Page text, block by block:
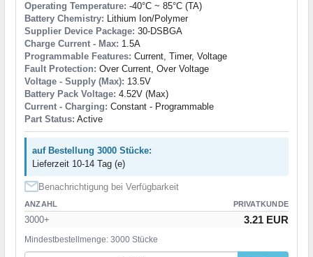
Operating Temperature: -40°C ~ 85°C (TA)
Battery Chemistry: Lithium Ion/Polymer
Supplier Device Package: 30-DSBGA
Charge Current - Max: 1.5A
Programmable Features: Current, Timer, Voltage
Fault Protection: Over Current, Over Voltage
Voltage - Supply (Max): 13.5V
Battery Pack Voltage: 4.52V (Max)
Current - Charging: Constant - Programmable
Part Status: Active
auf Bestellung 3000 Stücke:
Lieferzeit 10-14 Tag (e)
Benachrichtigung bei Verfügbarkeit
ANZAHL PRIVATKUNDE
3000+ 3.21 EUR
Mindestbestellmenge: 3000 Stücke